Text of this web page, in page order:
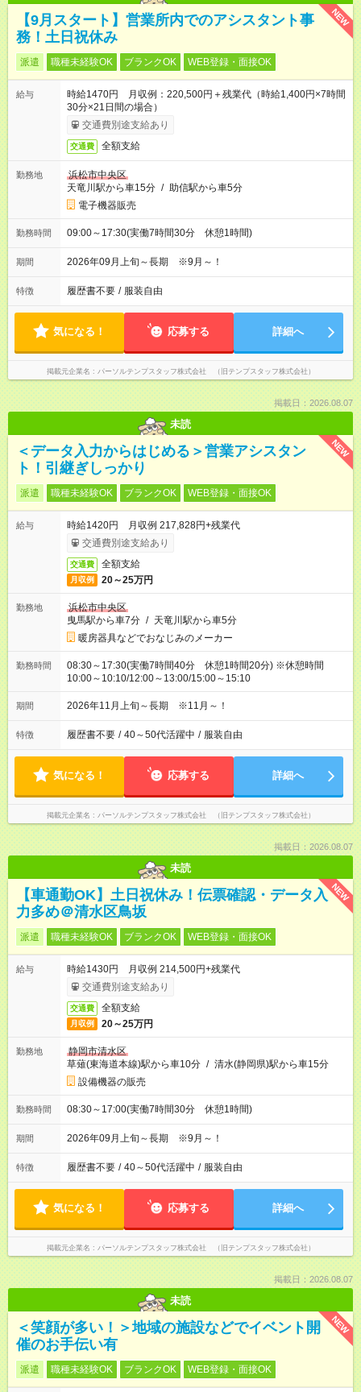
NEW
【9月スタート】営業所内でのアシスタント事
務！土日祝休み
派遣 職種未経験OK ブランクOK WEB登録・面接OK
給与
時給1470円 月収例：220,500円＋残業代（時給1,400円×7時間
30分×21日間の場合）
交通費別途支給あり
交通費 全額支給
勤務地
浜松市中央区
天竜川駅から車15分 / 助信駅から車5分
電子機器販売
勤務時間 09:00～17:30(実働7時間30分 休憩1時間)
期間 2026年09月上旬～長期 ※9月～！
特徴 履歴書不要 / 服装自由
気になる！ 応募する 詳細へ
掲載元企業名 パーソルテンプスタッフ株式会社 （旧テンプスタッフ株式会社）
掲載日：2026.08.07
未読
NEW
＜データ入力からはじめる＞営業アシスタン
ト！引継ぎしっかり
派遣 職種未経験OK ブランクOK WEB登録・面接OK
給与
時給1420円 月収例 217,828円+残業代
交通費別途支給あり
交通費 全額支給
月収例 20～25万円
勤務地
浜松市中央区
曳馬駅から車7分 / 天竜川駅から車5分
暖房器具などでおなじみのメーカー
勤務時間
08:30～17:30(実働7時間40分 休憩1時間20分) ※休憩時間
10:00～10:10/12:00～13:00/15:00～15:10
期間 2026年11月上旬～長期 ※11月～！
特徴 履歴書不要 / 40～50代活躍中 / 服装自由
気になる！ 応募する 詳細へ
掲載元企業名 パーソルテンプスタッフ株式会社 （旧テンプスタッフ株式会社）
掲載日：2026.08.07
未読
NEW
【車通勤OK】土日祝休み！伝票確認・データ入
力多め＠清水区鳥坂
派遣 職種未経験OK ブランクOK WEB登録・面接OK
給与
時給1430円 月収例 214,500円+残業代
交通費別途支給あり
交通費 全額支給
月収例 20～25万円
勤務地
静岡市清水区
草薙(東海道本線)駅から車10分 / 清水(静岡県)駅から車15分
設備機器の販売
勤務時間 08:30～17:00(実働7時間30分 休憩1時間)
期間 2026年09月上旬～長期 ※9月～！
特徴 履歴書不要 / 40～50代活躍中 / 服装自由
気になる！ 応募する 詳細へ
掲載元企業名 パーソルテンプスタッフ株式会社 （旧テンプスタッフ株式会社）
掲載日：2026.08.07
未読
NEW
＜笑顔が多い！＞地域の施設などでイベント開
催のお手伝い有
派遣 職種未経験OK ブランクOK WEB登録・面接OK